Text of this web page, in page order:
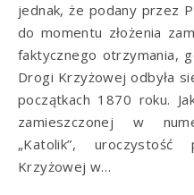
jednak, że podany przez
do momentu złożenia
faktycznego otrzymania,
Drogi Krzyżowej odbyła
początkach 1870 roku.
zamieszczonej w
„Katolik”,
Krzyżowej w…